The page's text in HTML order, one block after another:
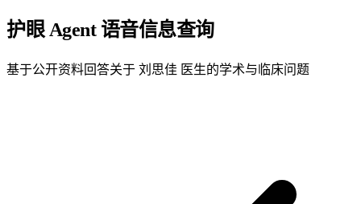
护眼 Agent 语音信息查询
基于公开资料回答关于 刘思佳 医生的学术与临床问题